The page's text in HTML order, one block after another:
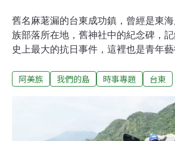
舊名麻荖漏的台東成功鎮，曾經是東
族部落所在地，舊神社中的紀念碑，
史上最大的抗日事件，這裡也是青年
的啟蒙，則來自於向泰雅族學習藤編
能，舉凡蓋工寮、做竹筏都能用上它
來越熟練，蓋一間傳統家屋的想法，
成形。但想要蓋家屋，首先面臨到的
阿美族 我們的島 時事專題 台東